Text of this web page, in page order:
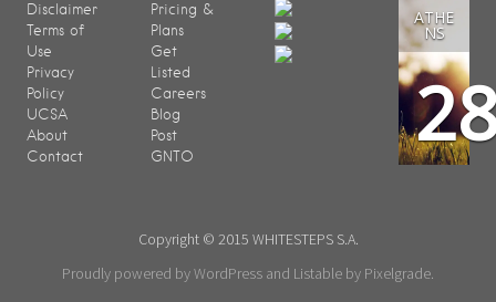
Disclaimer
Terms of
Use
Privacy
Policy
UCSA
About
Contact
Pricing &
Plans
Get
Listed
Careers
Blog
Post
GNTO
ATHE
NS
Copyright © 2015 WHITESTEPS S.A.
Proudly powered by WordPress and Listable by Pixelgrade.